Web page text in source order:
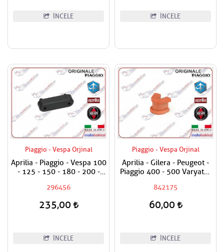
İNCELE İNCELE
Piaggio - Vespa Orjinal
Aprilia - Piaggio - Vespa 100
- 125 - 150 - 180 - 200 -
Sele Altı Takozu / Uzun Tip /
296456
235,00
İNCELE
Piaggio - Vespa Orjinal
Aprilia - Gilera - Peugeot -
Piaggio 400 - 500 Varyatör
842175
60,00
İNCELE